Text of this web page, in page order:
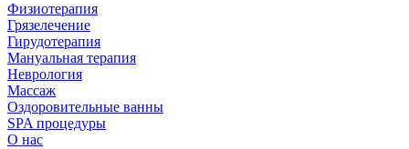
Физиотерапия
Грязелечение
Гирудотерапия
Мануальная терапия
Неврология
Массаж
Оздоровительные ванны
SPA процедуры
О нас